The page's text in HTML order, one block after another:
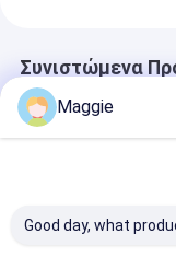
Συνιστώμενα
Αρχική
Maggie
Good day, what